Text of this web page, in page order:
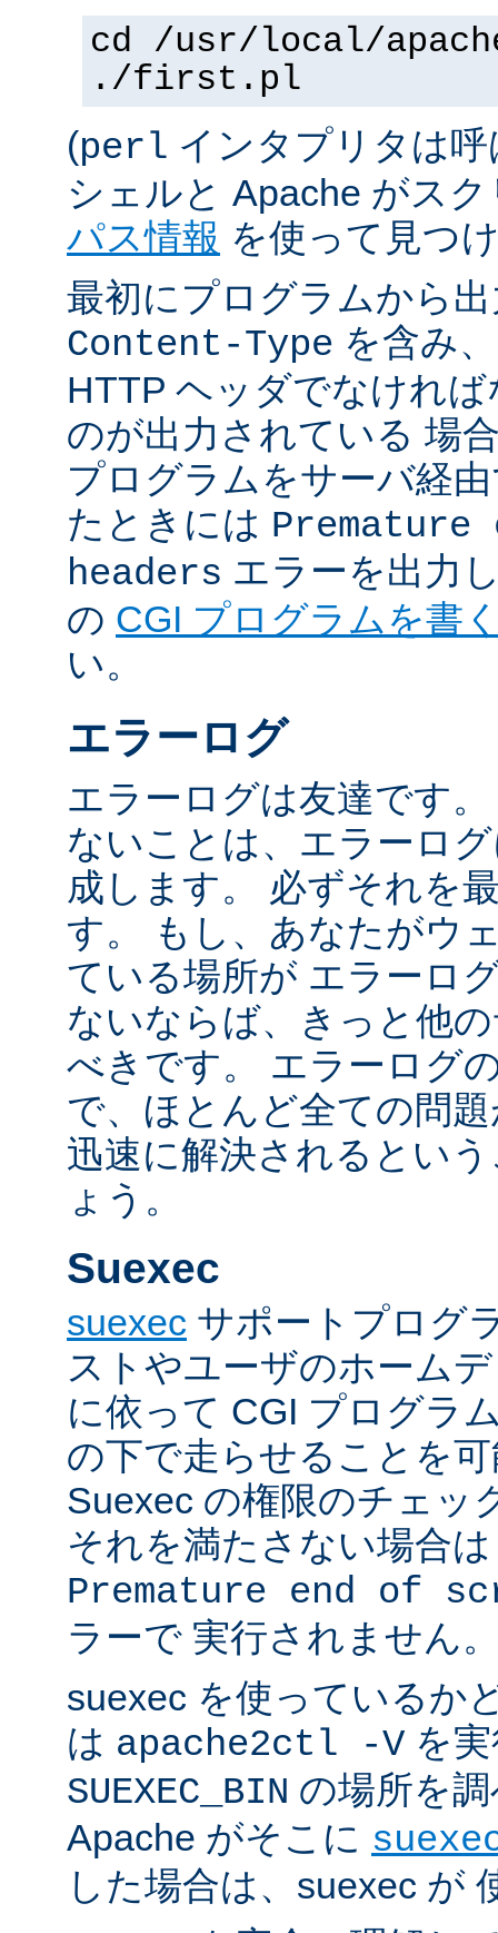
cd /usr/local/
./first.pl
(perl インタプリタは
シェルと Apache がス
パス情報 を使って見つ
最初にプログラムから
Content-Type を含み
HTTP ヘッダでなけれ
のが出力されている 場
プログラムをサーバ経
たときには
headers エラーを出力
の CGI プログラムを書
い。
エラーログ
エラーログは友達です
ないことは、エラーロ
成します。 必ずそれを
す。 もし、あなたがウ
ている場所が エラーロ
ないならば、きっと他
べきです。 エラーログ
で、ほとんど全ての問
迅速に解決されるとい
ょう。
Suexec
suexec サポートプログ
ストやユーザのホーム
に依って CGI プログラ
の下で走らせることを
Suexec の権限のチェッ
それを満たさない場合
Premature end of
ラーで 実行されません
suexec を使っているか
は apache2ctl -V を
SUEXEC_BIN の場所を
Apache がそこに
した場合は、suexec が